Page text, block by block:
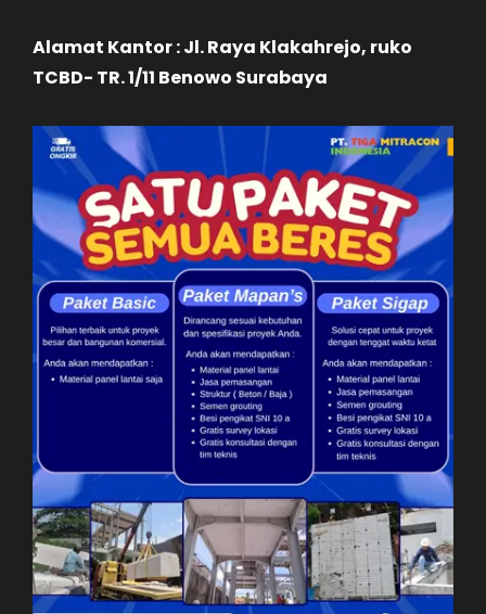
Alamat Kantor : Jl. Raya Klakahrejo, ruko
TCBD- TR. 1/11 Benowo Surabaya